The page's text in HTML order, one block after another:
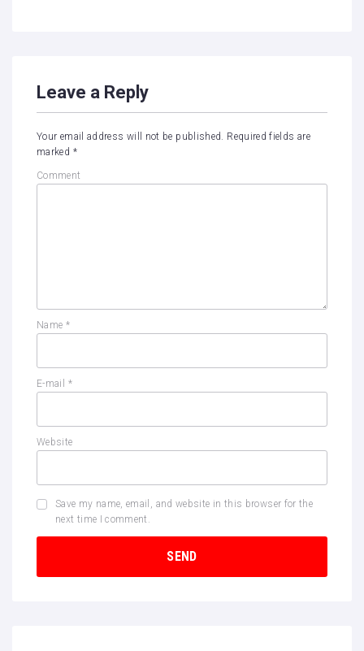
Leave a Reply
Your email address will not be published. Required fields are
marked *
Comment
Name *
E-mail *
Website
Save my name, email, and website in this browser for the
next time I comment.